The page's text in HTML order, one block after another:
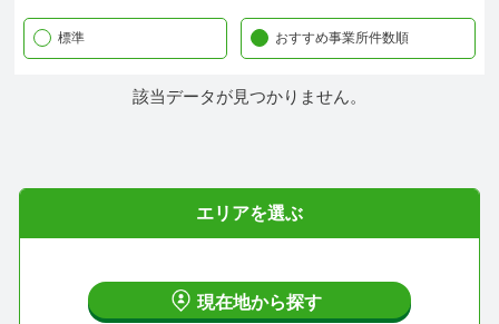
エリアを選ぶ
現在地から探す
標準 おすすめ事業所件数順
該当データが見つかりません。